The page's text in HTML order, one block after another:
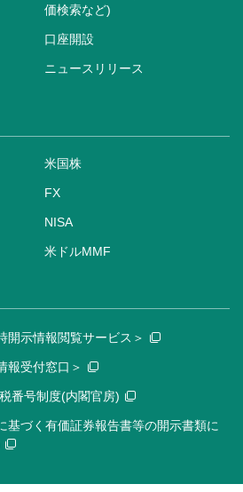
価検索など)
口座開設
ニュースリリース
米国株
FX
NISA
米ドルMMF
開示情報閲覧サービス＞
報受付窓口＞
番号制度(内閣官房)
基づく有価証券報告書等の開示書類に